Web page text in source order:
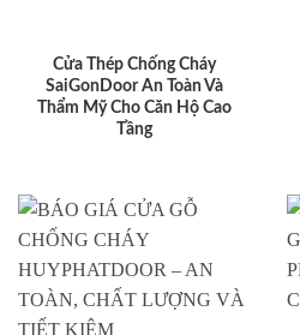
Cửa Thép Chống Cháy
SaiGonDoor An Toàn Và
Thẩm Mỹ Cho Căn Hộ Cao
Tầng